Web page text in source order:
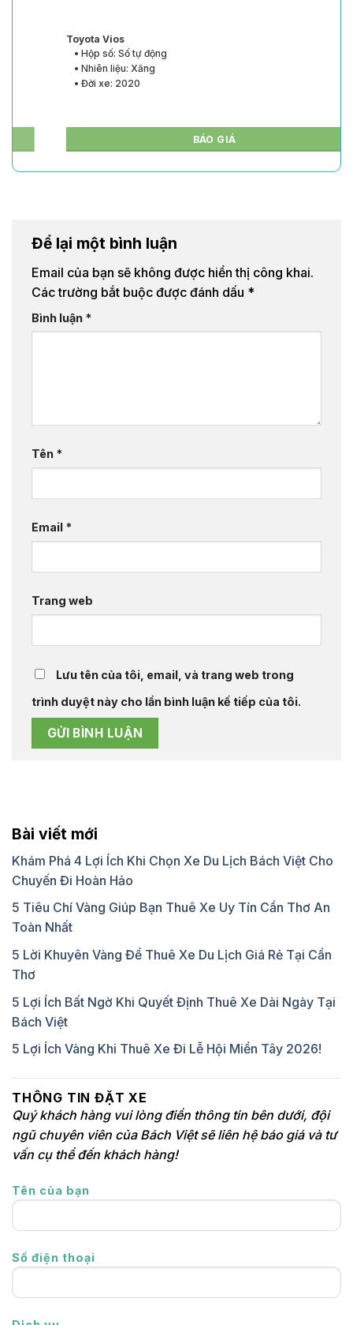
Toyota Vios
• Hộp số: Số tự động
• Nhiên liệu: Xăng
• Đời xe: 2020
BÁO GIÁ
Để lại một bình luận
Email của bạn sẽ không được hiển thị công khai.
Các trường bắt buộc được đánh dấu *
Bình luận *
Tên *
Email *
Trang web
Lưu tên của tôi, email, và trang web trong
trình duyệt này cho lần bình luận kế tiếp của tôi.
Bài viết mới
Khám Phá 4 Lợi Ích Khi Chọn Xe Du Lịch Bách Việt Cho
Chuyến Đi Hoàn Hảo
5 Tiêu Chí Vàng Giúp Bạn Thuê Xe Uy Tín Cần Thơ An
Toàn Nhất
5 Lời Khuyên Vàng Để Thuê Xe Du Lịch Giá Rẻ Tại Cần
Thơ
5 Lợi Ích Bất Ngờ Khi Quyết Định Thuê Xe Dài Ngày Tại
Bách Việt
5 Lợi Ích Vàng Khi Thuê Xe Đi Lễ Hội Miền Tây 2026!
THÔNG TIN ĐẶT XE
Quý khách hàng vui lòng điền thông tin bên dưới, đội
ngũ chuyên viên của Bách Việt sẽ liên hệ báo giá và tư
vấn cụ thể đến khách hàng!
Tên của bạn
Số điện thoại